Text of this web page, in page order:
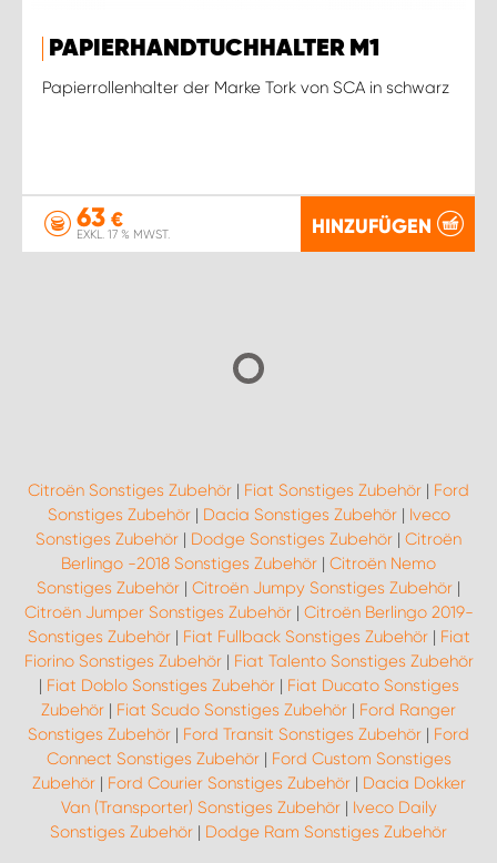
PAPIERHANDTUCHHALTER M1
Papierrollenhalter der Marke Tork von SCA in schwarz
63 €
EXKL. 17 % MWST. HINZUFÜGEN
Citroën Sonstiges Zubehör | Fiat Sonstiges Zubehör | Ford
Sonstiges Zubehör| Dacia Sonstiges Zubehör| Iveco
Sonstiges Zubehör | Dodge Sonstiges Zubehör | Citroën
Berlingo -2018 Sonstiges Zubehör | Citroën Nemo
Sonstiges Zubehör | Citroën Jumpy Sonstiges Zubehör |
Citroën Jumper Sonstiges Zubehör| Citroën Berlingo 2019-
Sonstiges Zubehör| Fiat Fullback Sonstiges Zubehör| Fiat
Fiorino Sonstiges Zubehör| Fiat Talento Sonstiges Zubehör
| Fiat Doblo Sonstiges Zubehör| Fiat Ducato Sonstiges
Zubehör | Fiat Scudo Sonstiges Zubehör | Ford Ranger
Sonstiges Zubehör | Ford Transit Sonstiges Zubehör | Ford
Connect Sonstiges Zubehör| Ford Custom Sonstiges
Zubehör| Ford Courier Sonstiges Zubehör| Dacia Dokker
Van (Transporter) Sonstiges Zubehör| Iveco Daily
Sonstiges Zubehör | Dodge Ram Sonstiges Zubehör